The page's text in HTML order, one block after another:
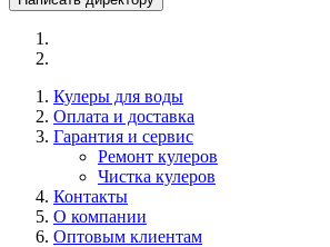
Кулеры для воды
Оплата и доставка
Гарантия и сервис
Ремонт кулеров
Чистка кулеров
Контакты
О компании
Оптовым клиентам